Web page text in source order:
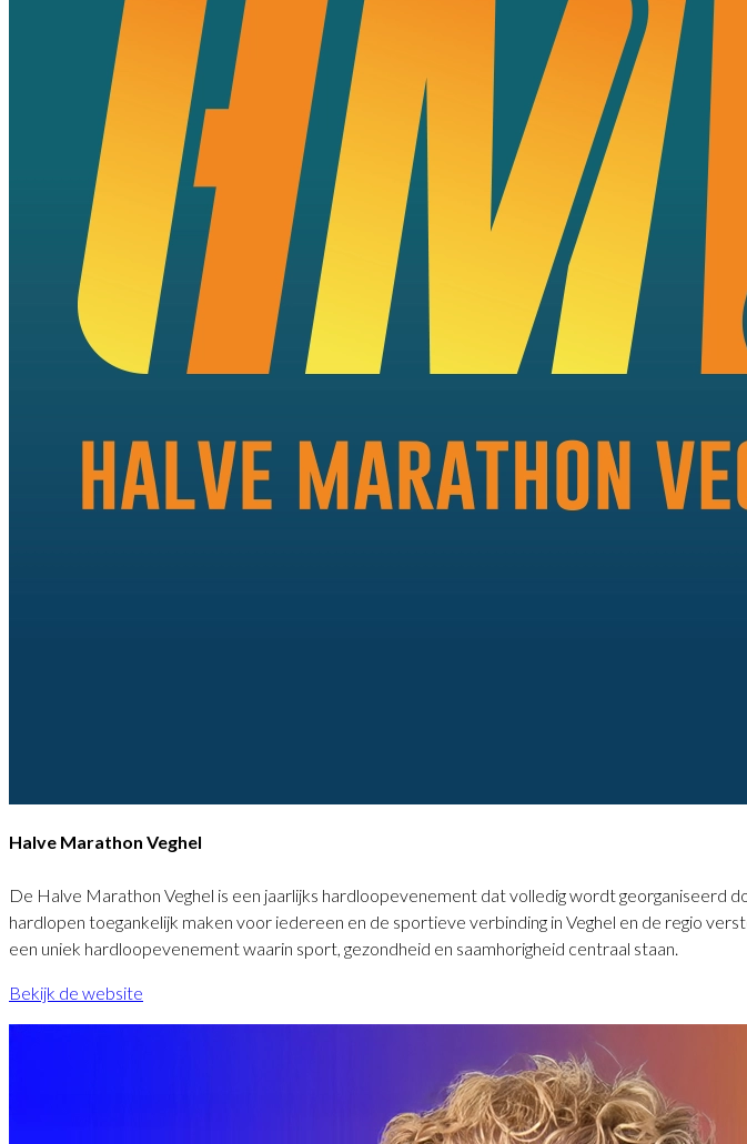
Halve Marathon Veghel
De Halve Marathon Veghel is een jaarlijks hardloopevenement dat volledig wordt georganiseerd
hardlopen toegankelijk maken voor iedereen en de sportieve verbinding in Veghel en de regio
een uniek hardloopevenement waarin sport, gezondheid en saamhorigheid centraal staan.
Bekijk de website